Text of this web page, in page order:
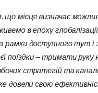
що місце визначає
в епоху
рамки доступного тут і
поїздки – тримати руку
стратегій та
довели свою